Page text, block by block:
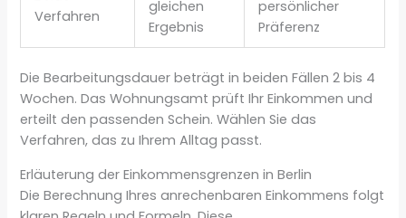
Verfahren
gleichen
Ergebnis
persönlicher
Präferenz
Die Bearbeitungsdauer beträgt in beiden Fällen 2 bis 4
Wochen. Das Wohnungsamt prüft Ihr Einkommen und
erteilt den passenden Schein. Wählen Sie das
Verfahren, das zu Ihrem Alltag passt.
Erläuterung der Einkommensgrenzen in Berlin
Die Berechnung Ihres anrechenbaren Einkommens folgt